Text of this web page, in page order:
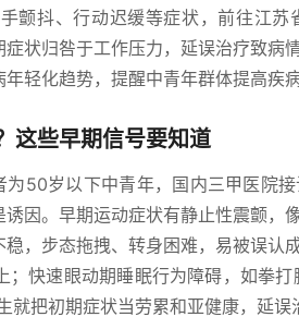
颤抖、行动迟缓等症状，前往江
状归咎于工作压力，延误治疗致病
轻化趋势，提醒中青年群体提高疾病
这些早期信号要知道
为50岁以下中青年，国内三甲医院
因。早期运动症状有静止性震颤，
，步态拖拽、转身困难，易被误认
；快速眼动期睡眠行为障碍，如拳
把初期症状当劳累和亚健康，延误